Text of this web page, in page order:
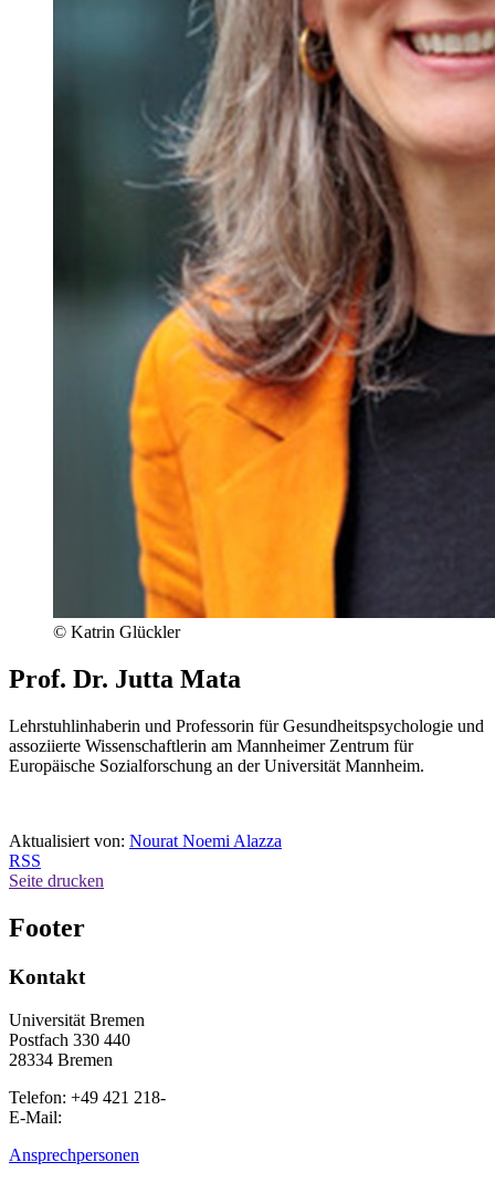
© Katrin Glückler
Prof. Dr. Jutta Mata
Lehrstuhlinhaberin und Professorin für Gesundheitspsychologie und
assoziierte Wissenschaftlerin am Mannheimer Zentrum für
Europäische Sozialforschung an der Universität Mannheim.
Aktualisiert von: Nourat Noemi Alazza
RSS
Seite drucken
Footer
Kontakt
Universität Bremen
Postfach 330 440
28334 Bremen
Telefon: +49 421 218-
E-Mail:
Ansprechpersonen